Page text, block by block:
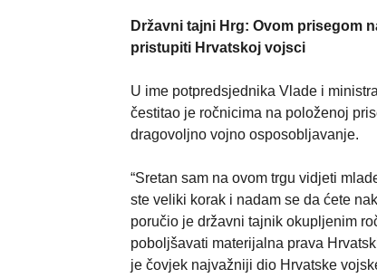
Državni tajni Hrg: Ovom prisegom
pristupiti Hrvatskoj vojsci
U ime potpredsjednika Vlade i
čestitao je ročnicima na položenoj
dragovoljno vojno osposobljavanje.
“Sretan sam na ovom trgu vidjeti
ste veliki korak i nadam se da ćete
poručio je državni tajnik okupljenim
poboljšavati materijalna prava
je čovjek najvažniji dio Hrvatske